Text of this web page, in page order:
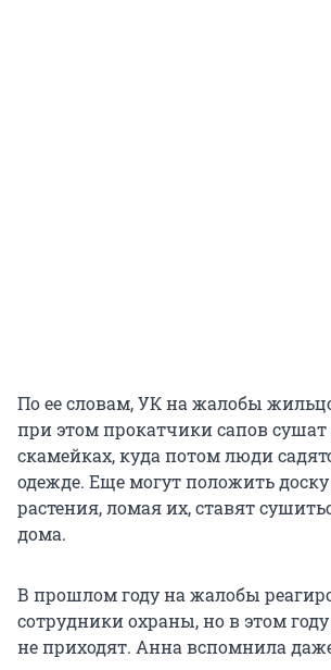
По ее словам, УК на жалобы
при этом прокатчики сапов сушат
скамейках, куда потом люди
одежде. Еще могут положить доску
растения, ломая их, ставят
дома.
В прошлом году на жалобы
сотрудники охраны, но в этом
не приходят. Анна вспомнила